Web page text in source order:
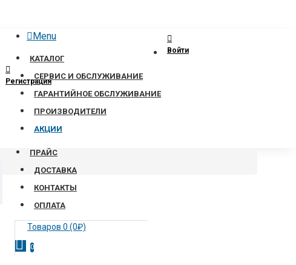
Menu
КАТАЛОГ
СЕРВИС И ОБСЛУЖИВАНИЕ
ГАРАНТИЙНОЕ ОБСЛУЖИВАНИЕ
ПРОИЗВОДИТЕЛИ
АКЦИИ
ПРАЙС
ДОСТАВКА
КОНТАКТЫ
ОПЛАТА
Товаров 0 (0₽)
0
Войти
Регистрация